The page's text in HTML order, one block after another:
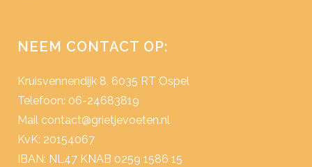
NEEM CONTACT OP:
Kruisvennendijk 8, 6035 RT Ospel
Telefoon: 06-24683819
Mail contact@grietjevoeten.nl
KvK: 20154067
IBAN: NL47 KNAB 0259 1586 15